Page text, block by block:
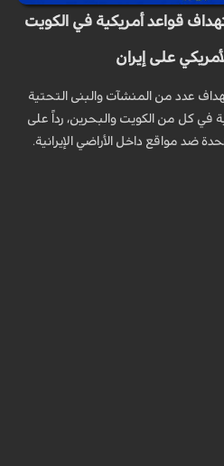
قواعد أمريكية في الكويت
على إيران
عدد من المنشآت والبنى التحتية
في كل من الكويت والبحرين، رداً على
ضد مواقع داخل الأراضي الإيرانية.